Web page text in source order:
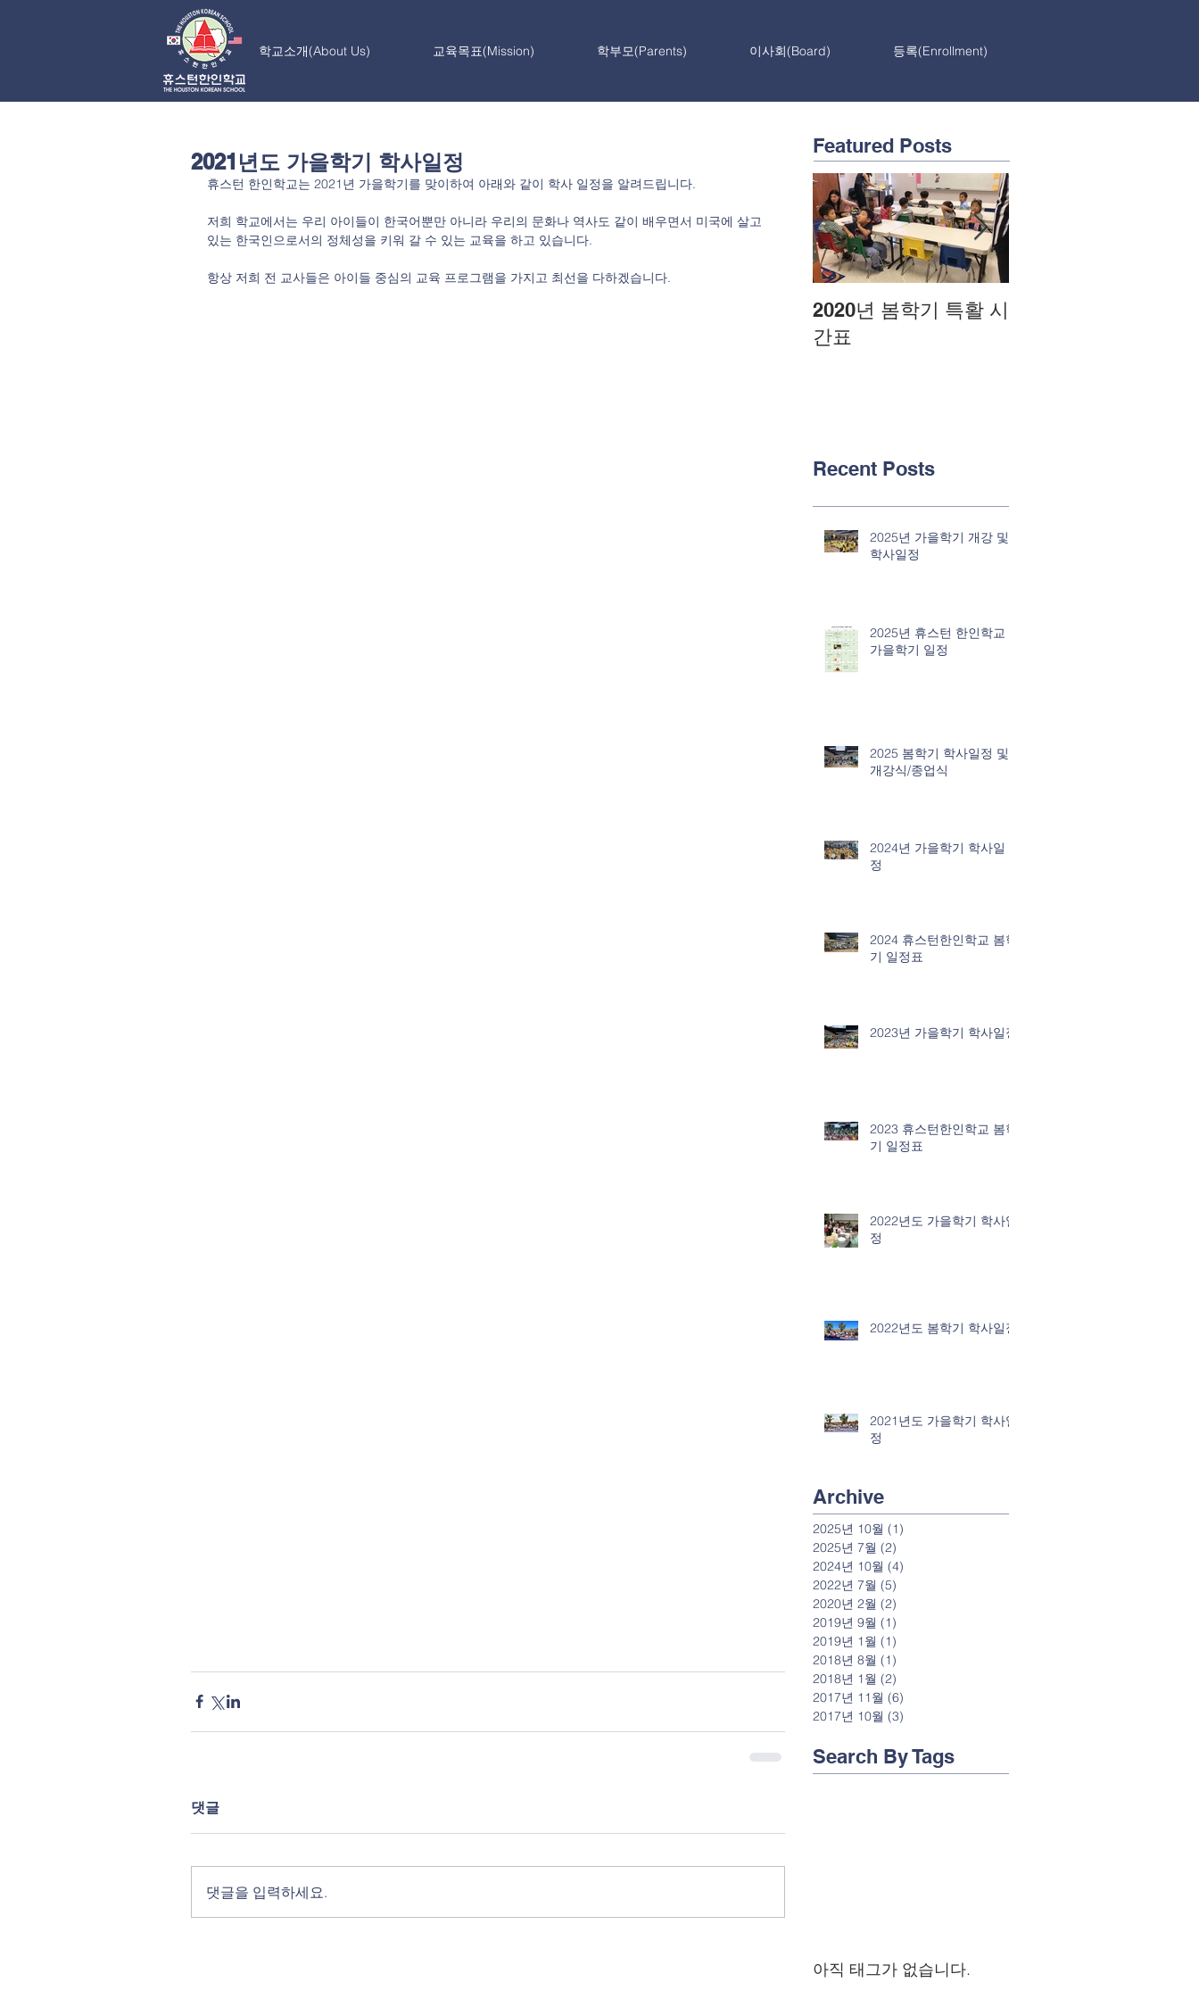
학교소개(About Us) 교육목표(Mission) 학부모(Parents) 이사회(Board) 등록(Enrollment)
2021년도 가을학기 학사일정
휴스턴 한인학교는 2021년 가을학기를 맞이하여 아래와 같이 학사 일정을 알려드립니다.
저희 학교에서는 우리 아이들이 한국어뿐만 아니라 우리의 문화나 역사도 같이 배우면서 미국에 살고
있는 한국인으로서의 정체성을 키워 갈 수 있는 교육을 하고 있습니다.
항상 저희 전 교사들은 아이들 중심의 교육 프로그램을 가지고 최선을 다하겠습니다.
댓글
댓글을 입력하세요.
Featured Posts
2020년 봄학기 특활 시
간표
Recent Posts
2025년 가을학기 개강 및
학사일정
2025년 휴스턴 한인학교
가을학기 일정
2025 봄학기 학사일정 및
개강식/종업식
2024년 가을학기 학사일
정
2024 휴스턴한인학교 봄학
기 일정표
2023년 가을학기 학사일정
2023 휴스턴한인학교 봄학
기 일정표
2022년도 가을학기 학사일
정
2022년도 봄학기 학사일정
2021년도 가을학기 학사일
정
Archive
2025년 10월 (1)
2025년 7월 (2)
2024년 10월 (4)
2022년 7월 (5)
2020년 2월 (2)
2019년 9월 (1)
2019년 1월 (1)
2018년 8월 (1)
2018년 1월 (2)
2017년 11월 (6)
2017년 10월 (3)
Search By Tags
아직 태그가 없습니다.